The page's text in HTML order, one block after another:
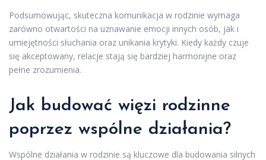
Podsumowując, skuteczna komunikacja w rodzinie wymaga
zarówno otwartości na uznawanie emocji innych osób, jak i
umiejętności słuchania oraz unikania krytyki. Kiedy każdy czuje
się akceptowany, relacje stają się bardziej harmonijne oraz
pełne zrozumienia.
Jak budować więzi rodzinne
poprzez wspólne działania?
Wspólne działania w rodzinie są kluczowe dla budowania silnych